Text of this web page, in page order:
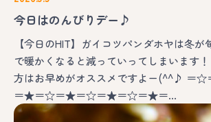
今日はのんびりデー♪
【今日のHIT】ガイコツパンダホヤは冬が
で暖かくなると減っていってしまいます
方はお早めがオススメですよー(^^♪
＝★＝☆＝★＝☆＝★＝☆＝★＝…